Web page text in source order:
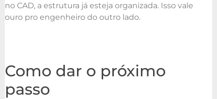
no CAD, a estrutura já esteja organizada. Isso vale
ouro pro engenheiro do outro lado.
Como dar o próximo
passo